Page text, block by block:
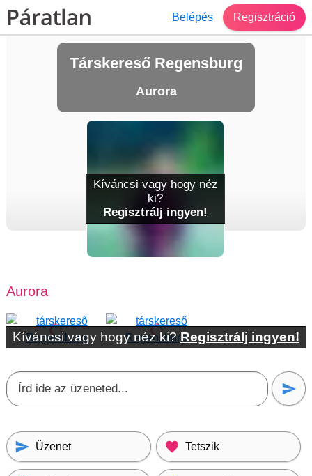
Belépés Regisztráció
Társkereső Regensburg
Aurora
Aurora
Kíváncsi vagy hogy néz ki?Regisztrálj ingyen!
Üzenet Tetszik
Kíváncsi vagy hogy néz
ki?
Regisztrálj ingyen!